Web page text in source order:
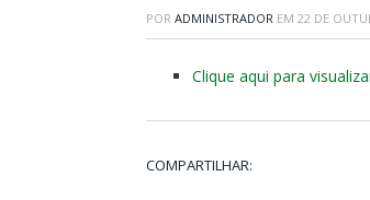
POR ADMINISTRADOR EM 22 DE
Clique aqui para
COMPARTILHAR: